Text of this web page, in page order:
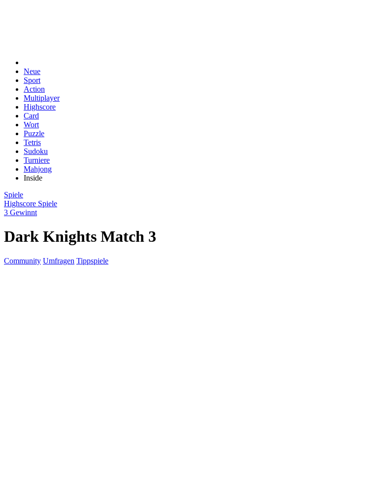
Neue
Sport
Action
Multiplayer
Highscore
Card
Wort
Puzzle
Tetris
Sudoku
Turniere
Mahjong
Inside
Spiele
Highscore Spiele
3 Gewinnt
Dark Knights Match 3
Community Umfragen Tippspiele